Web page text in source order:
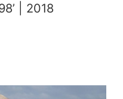
| 2018